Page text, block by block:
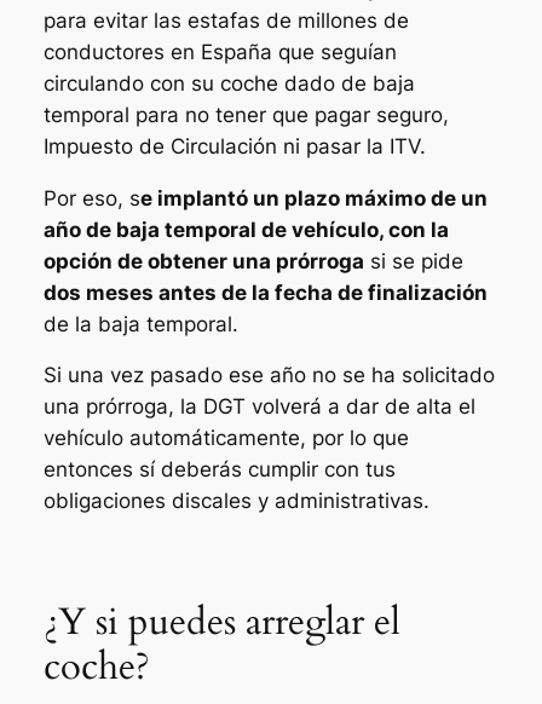
para evitar las estafas de millones de
conductores en España que seguían
circulando con su coche dado de baja
temporal para no tener que pagar seguro,
Impuesto de Circulación ni pasar la ITV.
Por eso, se implantó un plazo máximo de un
año de baja temporal de vehículo, con la
opción de obtener una prórroga si se pide
dos meses antes de la fecha de finalización
de la baja temporal.
Si una vez pasado ese año no se ha solicitado
una prórroga, la DGT volverá a dar de alta el
vehículo automáticamente, por lo que
entonces sí deberás cumplir con tus
obligaciones discales y administrativas.
¿Y si puedes arreglar el
coche?